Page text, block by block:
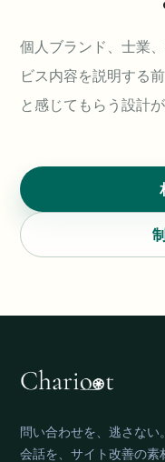
個人ブランド、士業
ビス内容を説明する
と感じてもらう設計が
問い合わせを、逃さない。
会話を、サイト改善の素